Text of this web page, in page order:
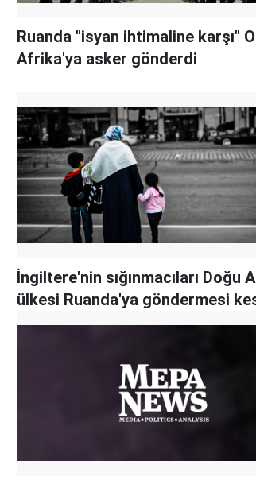
Ruanda "isyan ihtimaline karşı"
Afrika'ya asker gönderdi
İngiltere'nin sığınmacıları Doğu
ülkesi Ruanda'ya göndermesi